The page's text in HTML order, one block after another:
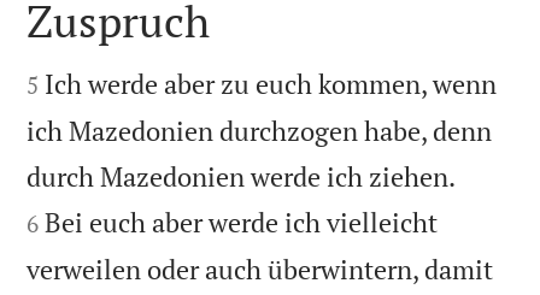

Zuspruch

5 Ich werde aber zu euch kommen, wenn
ich Mazedonien durchzogen habe, denn
durch Mazedonien werde ich ziehen.
6 Bei euch aber werde ich vielleicht
verweilen oder auch überwintern, damit